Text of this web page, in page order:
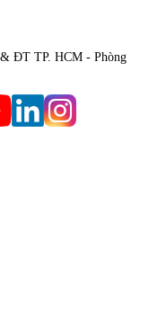
ĐT TP. HCM - Phòng